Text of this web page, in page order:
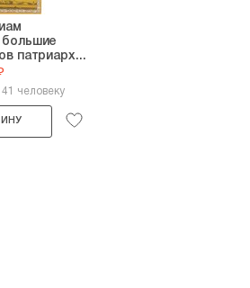
патриарх...
41 человеку